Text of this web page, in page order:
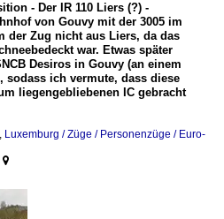
- Der IR 110 Liers (?) -
von Gouvy mit der 3005 im
der Zug nicht aus Liers, da das
war. Etwas später
Desiros in Gouvy (an einem
sodass ich vermute, dass diese
liegengebliebenen IC gebracht
, Luxemburg / Züge / Personenzüge / Euro-
